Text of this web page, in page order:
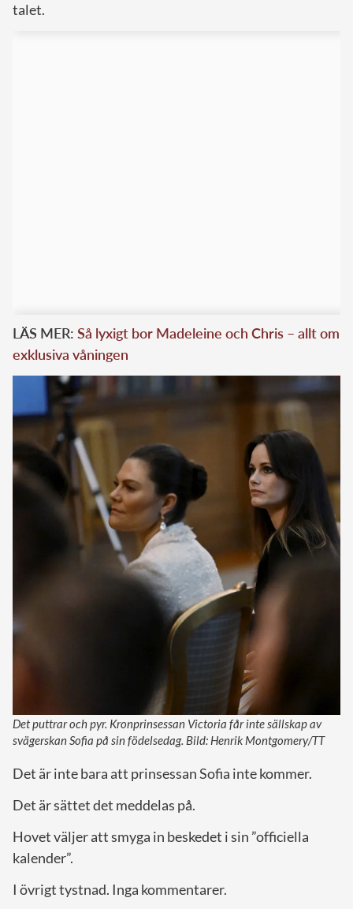
talet.
LÄS MER: Så lyxigt bor Madeleine och Chris – allt om
exklusiva våningen
Det puttrar och pyr. Kronprinsessan Victoria får inte sällskap av
svägerskan Sofia på sin födelsedag. Bild: Henrik Montgomery/TT
Det är inte bara att prinsessan Sofia inte kommer.
Det är sättet det meddelas på.
Hovet väljer att smyga in beskedet i sin ”officiella
kalender”.
I övrigt tystnad. Inga kommentarer.